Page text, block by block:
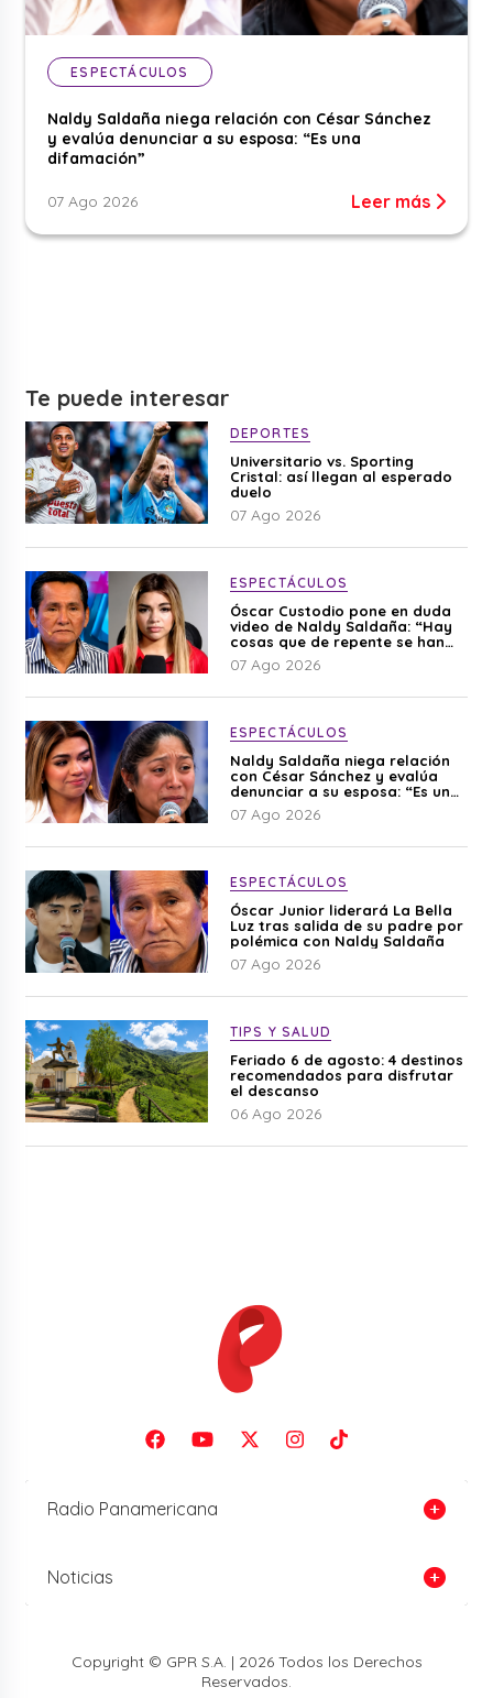
ESPECTÁCULOS
Naldy Saldaña niega relación con César Sánchez
y evalúa denunciar a su esposa: “Es una
difamación”
07 Ago 2026 Leer más
Te puede interesar
DEPORTES
Universitario vs. Sporting
Cristal: así llegan al esperado
duelo
07 Ago 2026
ESPECTÁCULOS
Óscar Custodio pone en duda
video de Naldy Saldaña: “Hay
cosas que de repente se han
editado”
07 Ago 2026
ESPECTÁCULOS
Naldy Saldaña niega relación
con César Sánchez y evalúa
denunciar a su esposa: “Es una
difamación”
07 Ago 2026
ESPECTÁCULOS
Óscar Junior liderará La Bella
Luz tras salida de su padre por
polémica con Naldy Saldaña
07 Ago 2026
TIPS Y SALUD
Feriado 6 de agosto: 4 destinos
recomendados para disfrutar
el descanso
06 Ago 2026
Radio Panamericana
Noticias
Copyright © GPR S.A. | 2026 Todos los Derechos
Reservados.